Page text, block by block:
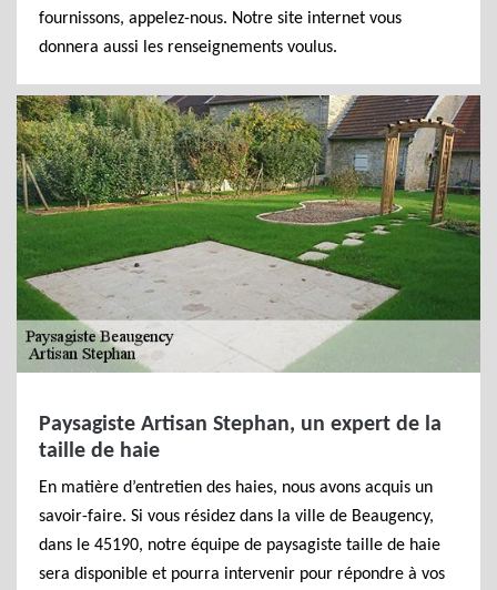
fournissons, appelez-nous. Notre site internet vous
donnera aussi les renseignements voulus.
Paysagiste Artisan Stephan, un expert de la
taille de haie
En matière d’entretien des haies, nous avons acquis un
savoir-faire. Si vous résidez dans la ville de Beaugency,
dans le 45190, notre équipe de paysagiste taille de haie
sera disponible et pourra intervenir pour répondre à vos